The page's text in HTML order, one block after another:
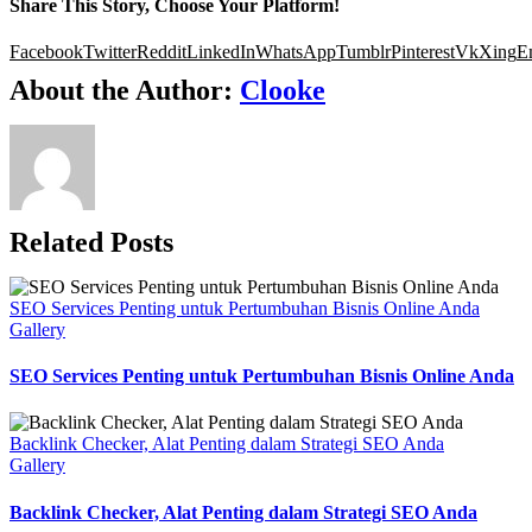
Share This Story, Choose Your Platform!
FacebookTwitterRedditLinkedInWhatsAppTumblrPinterestVkXing
About the Author: Clooke
Related Posts
SEO Services Penting untuk Pertumbuhan Bisnis Online Anda
Gallery
SEO Services Penting untuk Pertumbuhan Bisnis Online Anda
Backlink Checker, Alat Penting dalam Strategi SEO Anda
Gallery
Backlink Checker, Alat Penting dalam Strategi SEO Anda